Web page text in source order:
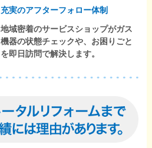
充実のアフターフォロー体制
地域密着のサービスショップがガス
機器の状態チェックや、お困りごと
を即日訪問で解決します。